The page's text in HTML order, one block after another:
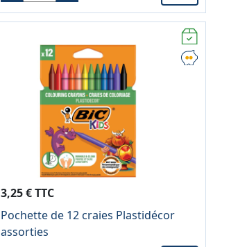
3,25 € TTC
Pochette de 12 craies Plastidécor
assorties